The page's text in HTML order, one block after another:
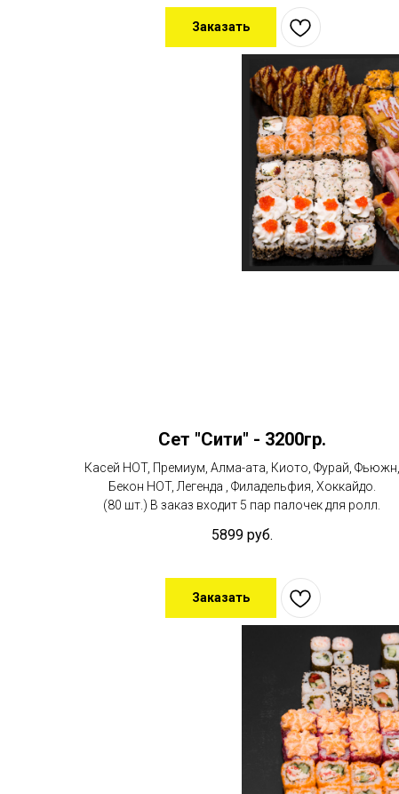
Заказать
Сет "Сити" - 3200гр.
Касей HOT, Премиум, Алма-ата, Киото, Фурай, Фьюжн,
Бекон HOT, Легенда , Филадельфия, Хоккайдо.
(80 шт.) В заказ входит 5 пар палочек для ролл.
5899 руб.
Заказать